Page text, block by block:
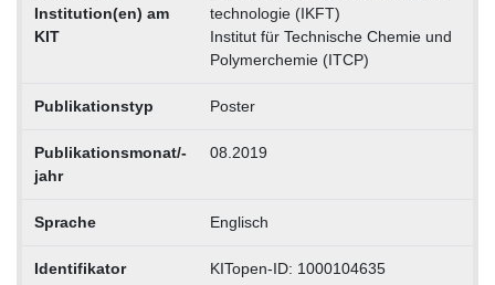
Institution(en) am
KIT
technologie (IKFT)
Institut für Technische Chemie und
Polymerchemie (ITCP)
Publikationstyp Poster
Publikationsmonat/-
jahr
08.2019
Sprache Englisch
Identifikator KITopen-ID: 1000104635